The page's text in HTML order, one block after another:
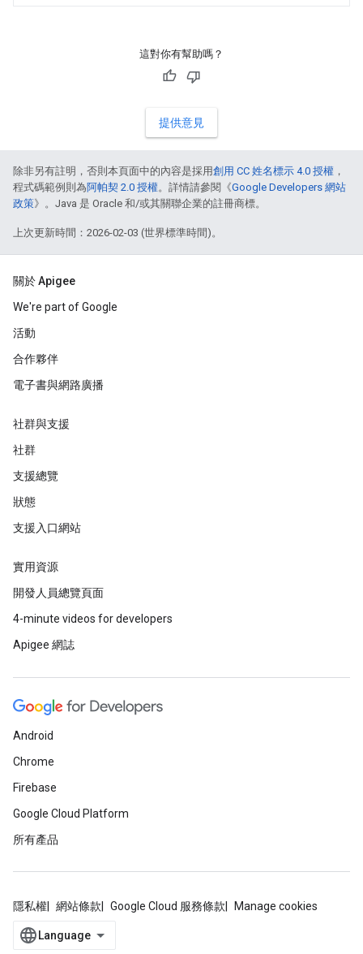
這對你有幫助嗎？
提供意見
除非另有註明，否則本頁面中的內容是採用創用 CC 姓名標示 4.0 授權 ，
程式碼範例則為阿帕契 2.0 授權。詳情請參閱《Google Developers 網站
政策》。Java 是 Oracle 和/或其關聯企業的註冊商標。
上次更新時間：2026-02-03 (世界標準時間)。
關於 Apigee
We're part of Google
活動
合作夥伴
電子書與網路廣播
社群與支援
社群
支援總覽
狀態
支援入口網站
實用資源
開發人員總覽頁面
4-minute videos for developers
Apigee 網誌
Android
Chrome
Firebase
Google Cloud Platform
所有產品
隱私權 網站條款 Google Cloud 服務條款 Manage cookies